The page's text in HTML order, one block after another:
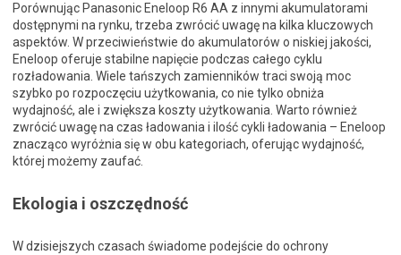
Porównując Panasonic Eneloop R6 AA z innymi akumulatorami
dostępnymi na rynku, trzeba zwrócić uwagę na kilka kluczowych
aspektów. W przeciwieństwie do akumulatorów o niskiej jakości,
Eneloop oferuje stabilne napięcie podczas całego cyklu
rozładowania. Wiele tańszych zamienników traci swoją moc
szybko po rozpoczęciu użytkowania, co nie tylko obniża
wydajność, ale i zwiększa koszty użytkowania. Warto również
zwrócić uwagę na czas ładowania i ilość cykli ładowania – Eneloop
znacząco wyróżnia się w obu kategoriach, oferując wydajność,
której możemy zaufać.
Ekologia i oszczędność
W dzisiejszych czasach świadome podejście do ochrony